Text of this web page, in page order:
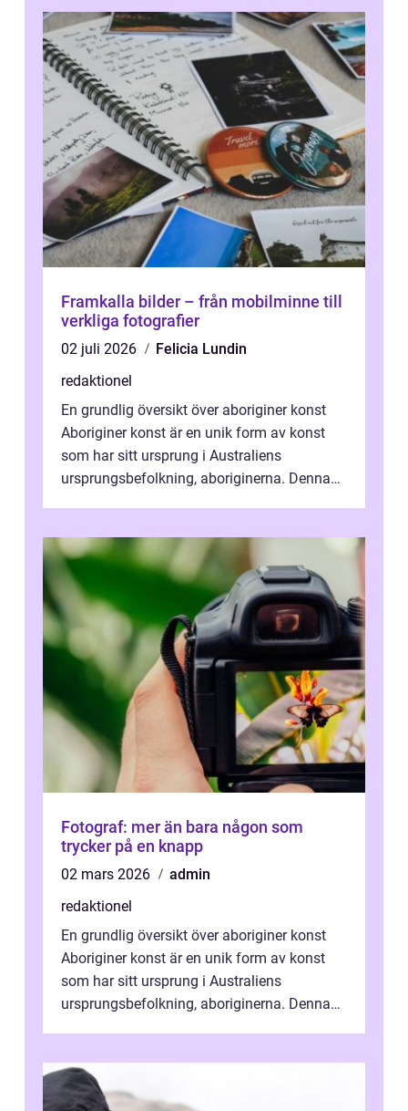
Framkalla bilder – från mobilminne till
verkliga fotografier
02 juli 2026
Felicia Lundin
redaktionel
En grundlig översikt över aboriginer konst
Aboriginer konst är en unik form av konst
som har sitt ursprung i Australiens
ursprungsbefolkning, aboriginerna. Denna
Fotograf: mer än bara någon som
trycker på en knapp
02 mars 2026
admin
redaktionel
En grundlig översikt över aboriginer konst
Aboriginer konst är en unik form av konst
som har sitt ursprung i Australiens
ursprungsbefolkning, aboriginerna. Denna